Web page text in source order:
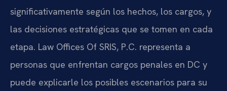
significativamente según los hechos, los cargos, y
las decisiones estratégicas que se tomen en cada
etapa. Law Offices Of SRIS, P.C. representa a
personas que enfrentan cargos penales en DC y
puede explicarle los posibles escenarios para su